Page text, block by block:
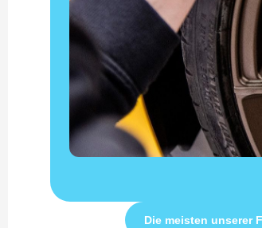
Die meisten unserer